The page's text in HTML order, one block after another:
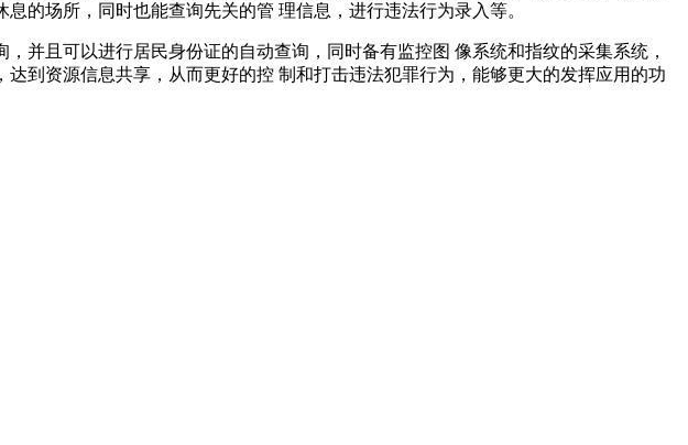
的场所，同时也能查询先关的管 理信息，进行违法行为录入等。
并且可以进行居民身份证的自动查询，同时备有监控图 像系统和指纹的采集系统，
到资源信息共享，从而更好的控 制和打击违法犯罪行为，能够更大的发挥应用的功